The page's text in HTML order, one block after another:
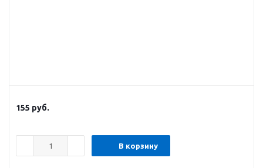
155 руб.
В корзину